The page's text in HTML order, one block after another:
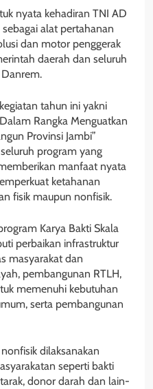
nyata kehadiran TNI AD
alat pertahanan
dan motor penggerak
daerah dan seluruh
tahun ini yakni
Rangka Menguatkan
Provinsi Jambi”
program yang
manfaat nyata
ketahanan
fisik maupun nonfisik.
Karya Bakti Skala
perbaikan infrastruktur
masyarakat dan
pembangunan RTLH,
memenuhi kebutuhan
serta pembangunan
dilaksanakan
seperti bakti
donor darah dan lain-